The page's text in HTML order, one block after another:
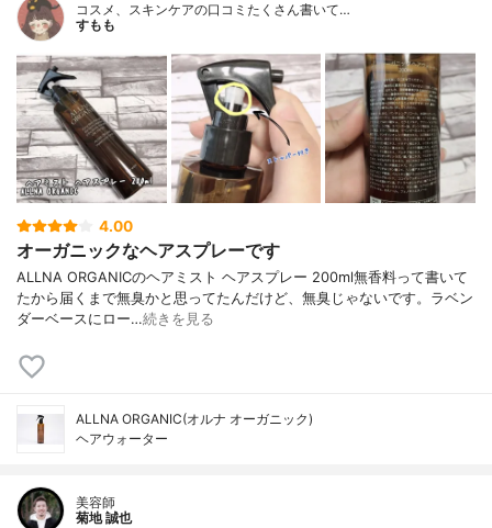
コスメ、スキンケアの口コミたくさん書いて…
すもも
4.00
オーガニックなヘアスプレーです
ALLNA ORGANICのヘアミスト ヘアスプレー 200ml無香料って書いて
たから届くまで無臭かと思ってたんだけど、無臭じゃないです。ラベン
ダーベースにロー…続きを見る
ALLNA ORGANIC(オルナ オーガニック)
ヘアウォーター
美容師
菊地 誠也